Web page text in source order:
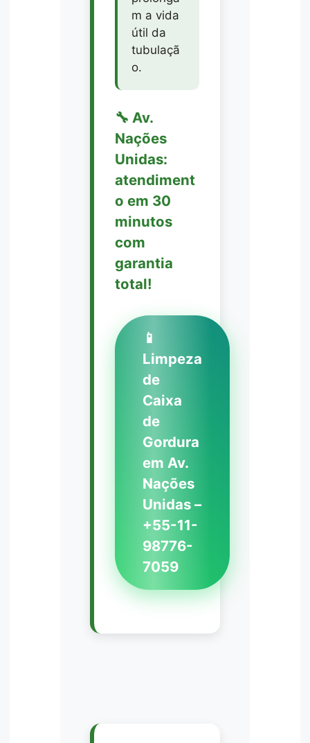
m a vida
útil da
tubulaçã
o.
🔧 Av.
Nações
Unidas:
atendiment
o em 30
minutos
com
garantia
total!
📱
Limpeza
de
Caixa
de
Gordura
em Av.
Nações
Unidas –
+55-11-
98776-
7059